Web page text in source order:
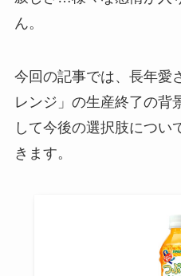
ん。
今回の記事では、長年愛
レンジ」の生産終了の背
して今後の選択肢につい
きます。